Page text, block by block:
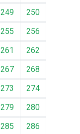
249
250
255
256
261
262
267
268
273
274
279
280
285
286